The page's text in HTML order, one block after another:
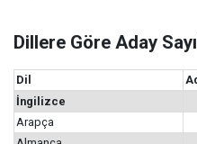
Dillere Göre Aday
Dil
İngilizce
Arapça